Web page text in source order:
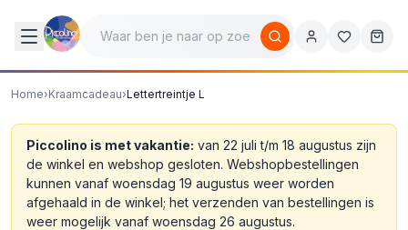
Home›Kraamcadeau›Lettertreintje L
Piccolino is met vakantie: van 22 juli t/m 18 augustus zijn
de winkel en webshop gesloten. Webshopbestellingen
kunnen vanaf woensdag 19 augustus weer worden
afgehaald in de winkel; het verzenden van bestellingen is
weer mogelijk vanaf woensdag 26 augustus.